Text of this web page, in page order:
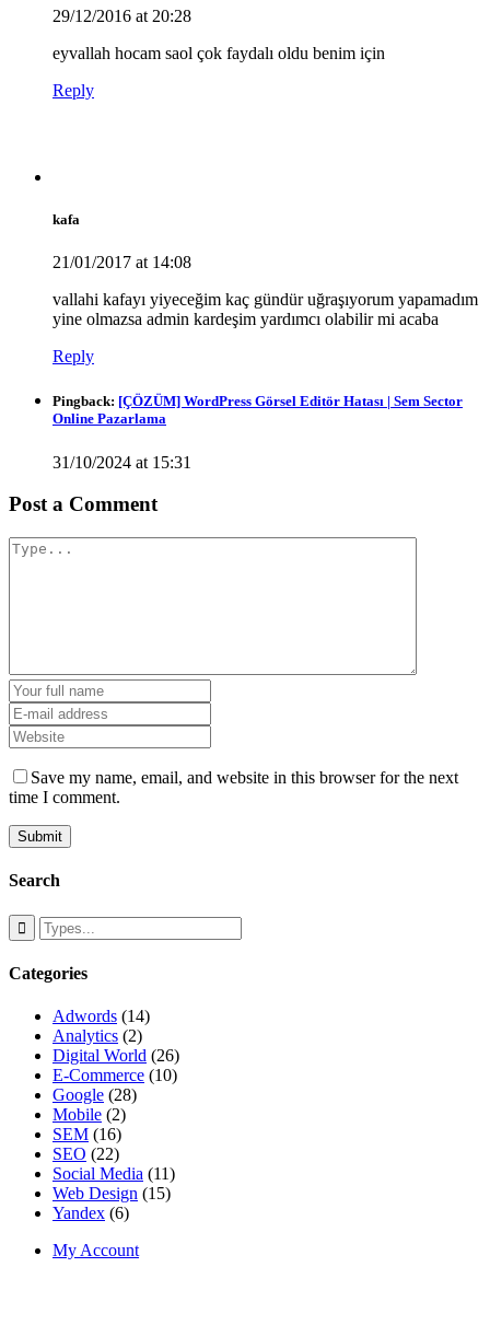
29/12/2016 at 20:28
eyvallah hocam saol çok faydalı oldu benim için
Reply
kafa
21/01/2017 at 14:08
vallahi kafayı yiyeceğim kaç gündür uğraşıyorum yapamadım
yine olmazsa admin kardeşim yardımcı olabilir mi acaba
Reply
Pingback: [ÇÖZÜM] WordPress Görsel Editör Hatası | Sem Sector
Online Pazarlama
31/10/2024 at 15:31
Post a Comment
Save my name, email, and website in this browser for the next
time I comment.
Search
Categories
Adwords (14)
Analytics (2)
Digital World (26)
E-Commerce (10)
Google (28)
Mobile (2)
SEM (16)
SEO (22)
Social Media (11)
Web Design (15)
Yandex (6)
My Account